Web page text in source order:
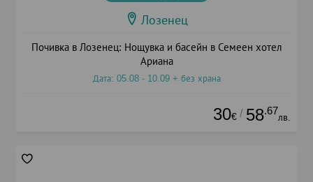
Лозенец
Почивка в Лозенец: Нощувка и басейн в Семеен хотел
Ариана
Дата: 05.08 - 10.09 + без храна
30€ / 58.67
лв.